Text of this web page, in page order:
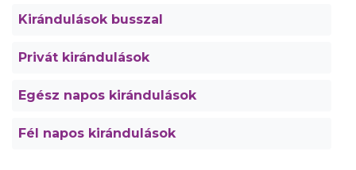
Kirándulások busszal
Privát kirándulások
Egész napos kirándulások
Fél napos kirándulások